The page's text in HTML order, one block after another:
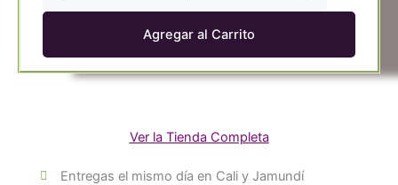
Rosadas
Agregar al Carrito
Ver la Tienda Completa
Entregas el mismo día en Cali y Jamundí